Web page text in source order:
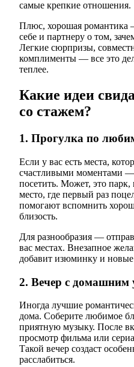
самые крепкие отношения.
Плюс, хорошая романтика
себе и партнеру о том,
Легкие сюрпризы,
комплименты — все это
теплее.
Какие идеи
со стажем?
1. Прогулка по
Если у вас есть места,
счастливыми моментами
посетить. Может, это
место, где первый раз
помогают вспомнить
близость.
Для разнообразия —
вас местах. Внезапное
добавит изюминку и
2. Вечер с домашним
Иногда лучшие
дома. Соберите любимое
приятную музыку. После
просмотр фильма или
Такой вечер создаст
расслабиться.